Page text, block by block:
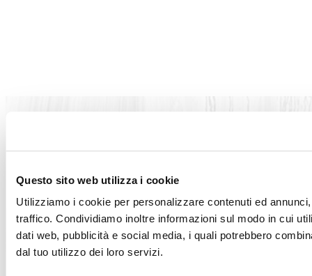
Questo sito web utilizza i cookie
Utilizziamo i cookie per personalizzare contenuti ed
traffico. Condividiamo inoltre informazioni sul modo in cui
dati web, pubblicità e social media, i quali potrebbero
dal tuo utilizzo dei loro servizi.
Articoli correlati